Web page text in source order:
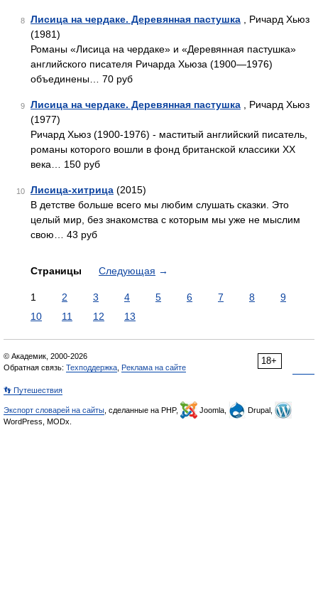
8 Лисица на чердаке. Деревянная пастушка , Ричард Хьюз
(1981)
Романы «Лисица на чердаке» и «Деревянная пастушка»
английского писателя Ричарда Хьюза (1900—1976)
объединены… 70 руб
9 Лисица на чердаке. Деревянная пастушка , Ричард Хьюз
(1977)
Ричард Хьюз (1900-1976) - маститый английский писатель,
романы которого вошли в фонд британской классики XX
века… 150 руб
10 Лисица-хитрица (2015)
В детстве больше всего мы любим слушать сказки. Это
целый мир, без знакомства с которым мы уже не мыслим
свою… 43 руб
Страницы Следующая →
1 2 3 4 5 6 7 8
9
10
11 12 13
18+
© Академик, 2000-2026
Обратная связь: Техподдержка Реклама на сайте
👣 Путешествия
Экспорт словарей на сайты , сделанные на PHP, Joomla,
Drupal,
WordPress, MODx.